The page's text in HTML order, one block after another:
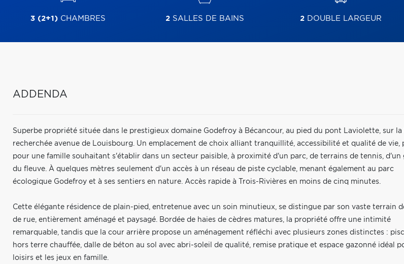
3 (2+1) CHAMBRES 2SALLES DE BAINS 2 DOUBLE LARGEUR
ADDENDA
Superbe propriété située dans le prestigieux domaine Godefroy à Bécancour, au pied du pont Laviolette, sur la
recherchée avenue de Louisbourg. Un emplacement de choix alliant tranquillité, accessibilité et qualité de vie,
pour une famille souhaitant s'établir dans un secteur paisible, à proximité d'un parc, de terrains de tennis, d'un
du fleuve. À quelques mètres seulement d'un accès à un réseau de piste cyclable, menant également au parc
écologique Godefroy et à ses sentiers en nature. Accès rapide à Trois-Rivières en moins de cinq minutes.
Cette élégante résidence de plain-pied, entretenue avec un soin minutieux, se distingue par son vaste terrain
de rue, entièrement aménagé et paysagé. Bordée de haies de cèdres matures, la propriété offre une intimité
remarquable, tandis que la cour arrière propose un aménagement réfléchi avec plusieurs zones distinctes :
hors terre chauffée, dalle de béton au sol avec abri-soleil de qualité, remise pratique et espace gazonné idéal
loisirs et les jeux en famille.